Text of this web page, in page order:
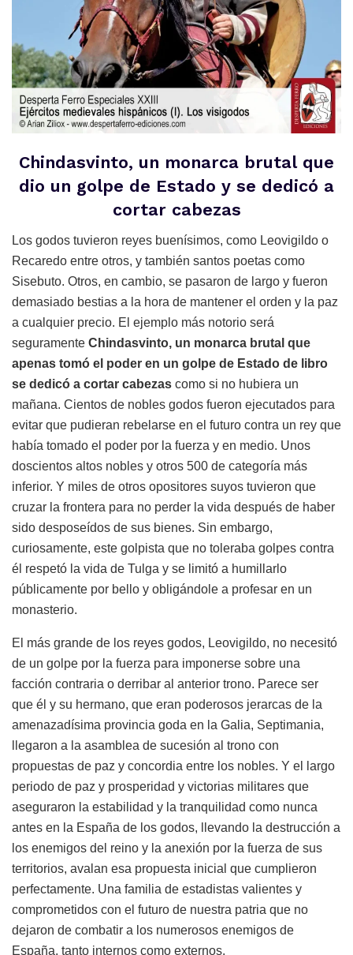
Chindasvinto, un monarca brutal que
dio un golpe de Estado y se dedicó a
cortar cabezas
Los godos tuvieron reyes buenísimos, como Leovigildo o
Recaredo entre otros, y también santos poetas como
Sisebuto. Otros, en cambio, se pasaron de largo y fueron
demasiado bestias a la hora de mantener el orden y la paz
a cualquier precio. El ejemplo más notorio será
seguramente Chindasvinto, un monarca brutal que
apenas tomó el poder en un golpe de Estado de libro
se dedicó a cortar cabezas como si no hubiera un
mañana. Cientos de nobles godos fueron ejecutados para
evitar que pudieran rebelarse en el futuro contra un rey que
había tomado el poder por la fuerza y en medio. Unos
doscientos altos nobles y otros 500 de categoría más
inferior. Y miles de otros opositores suyos tuvieron que
cruzar la frontera para no perder la vida después de haber
sido desposeídos de sus bienes. Sin embargo,
curiosamente, este golpista que no toleraba golpes contra
él respetó la vida de Tulga y se limitó a humillarlo
públicamente por bello y obligándole a profesar en un
monasterio.
El más grande de los reyes godos, Leovigildo, no necesitó
de un golpe por la fuerza para imponerse sobre una
facción contraria o derribar al anterior trono. Parece ser
que él y su hermano, que eran poderosos jerarcas de la
amenazadísima provincia goda en la Galia, Septimania,
llegaron a la asamblea de sucesión al trono con
propuestas de paz y concordia entre los nobles. Y el largo
periodo de paz y prosperidad y victorias militares que
aseguraron la estabilidad y la tranquilidad como nunca
antes en la España de los godos, llevando la destrucción a
los enemigos del reino y la anexión por la fuerza de sus
territorios, avalan esa propuesta inicial que cumplieron
perfectamente. Una familia de estadistas valientes y
comprometidos con el futuro de nuestra patria que no
dejaron de combatir a los numerosos enemigos de
España, tanto internos como externos.